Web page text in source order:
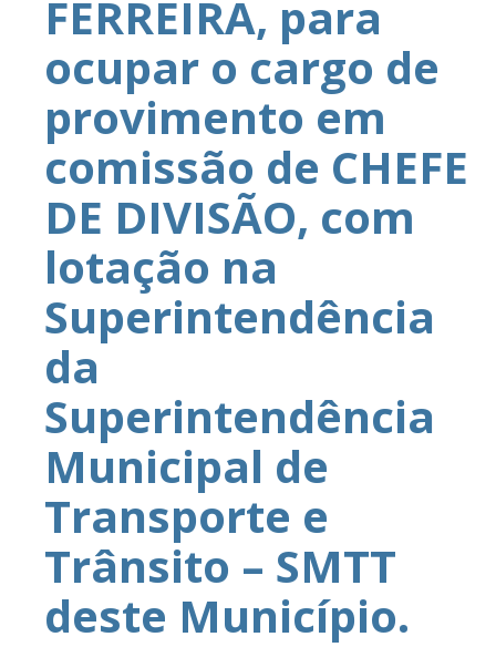
FERREIRA, para
ocupar o cargo de
provimento em
comissão de CHEFE
DE DIVISÃO, com
lotação na
Superintendência
da
Superintendência
Municipal de
Transporte e
Trânsito – SMTT
deste Município.